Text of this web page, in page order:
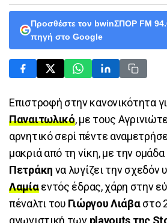
Προσθέστε τον bwinΣΠΟΡ FM
πηγή στο Google
Επιστροφή στην κανονικότητα
Παναιτωλικό, με τους
αρνητικό σερί πέντε
μακριά από τη νίκη, με την ομάδα
Πετράκη να λυγίζει την σχεδόν
Λαμίαεντός έδρας, χάρη στην
πέναλτι του Γιώργου Λιάβαστο
αγωνιστική των playouts της